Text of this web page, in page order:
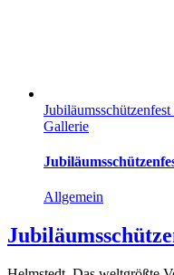
Jubiläumsschützenfest
Gallerie
Allgemein